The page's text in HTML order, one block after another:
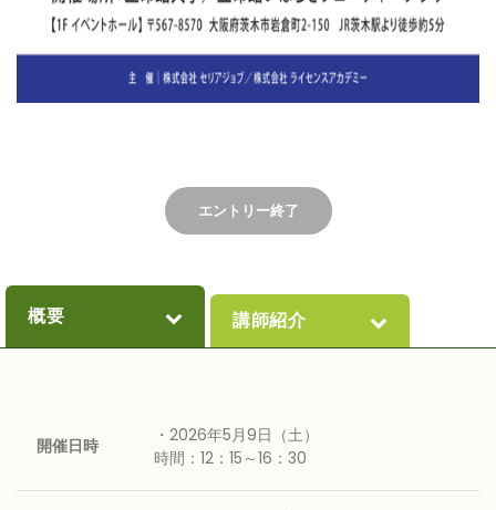
エントリー終了
概要 講師紹介
開催日時
・2026年5月9日（土）
時間：12：15～16：30